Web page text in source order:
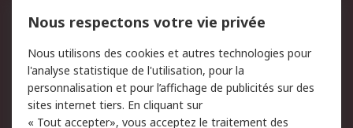
750.000 produits
2.500 marques
Retours
Support technique
Track & trace
Nous respectons votre vie privée
Nous utilisons des cookies et autres technologies pour
l'analyse statistique de l'utilisation, pour la
personnalisation et pour l’affichage de publicités sur des
sites internet tiers. En cliquant sur
« Tout accepter», vous acceptez le traitement des